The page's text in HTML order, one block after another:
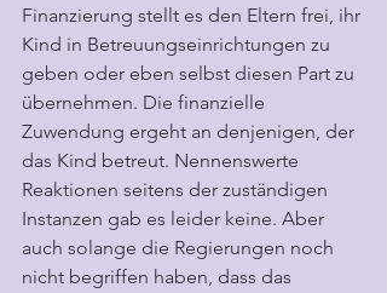
Finanzierung stellt es den Eltern frei, ihr
Kind in Betreuungseinrichtungen zu
geben oder eben selbst diesen Part zu
übernehmen. Die finanzielle
Zuwendung ergeht an denjenigen, der
das Kind betreut. Nennenswerte
Reaktionen seitens der zuständigen
Instanzen gab es leider keine. Aber
auch solange die Regierungen noch
nicht begriffen haben, dass das